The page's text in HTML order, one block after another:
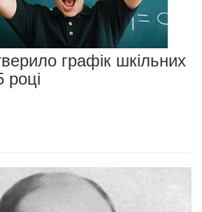
графік шкільних
році